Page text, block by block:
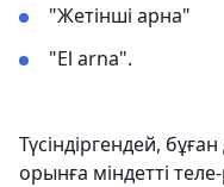
"Жетінші арна"
"El arna".
Түсіндіргендей,
орынға міндетті